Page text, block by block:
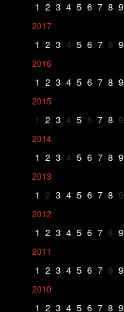
1 2 3 4 5 6 7 8 9
2017
1 2 3 4 5 6 7 8 9
2016
1 2 3 4 5 6 7 8 9
2015
1 2 3 4 5 6 7 8 9
2014
1 2 3 4 5 6 7 8 9
2013
1 2 3 4 5 6 7 8 9
2012
1 2 3 4 5 6 7 8 9
2011
1 2 3 4 5 6 7 8 9
2010
1 2 3 4 5 6 7 8 9